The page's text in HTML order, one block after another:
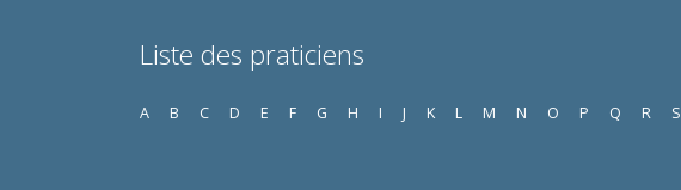
Liste des praticiens
A B C D E F G H I J K L M N O P Q R S